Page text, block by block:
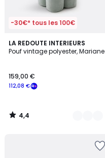
-30€* tous les 100€
LA REDOUTE INTERIEURS
Pouf vintage polyester, Mariane
112,08 €
159,00 €
4,4
/ 5
3
Couleurs
4,4
/